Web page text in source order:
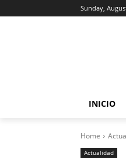
Sunday,
INICIO
Home
Actualidad